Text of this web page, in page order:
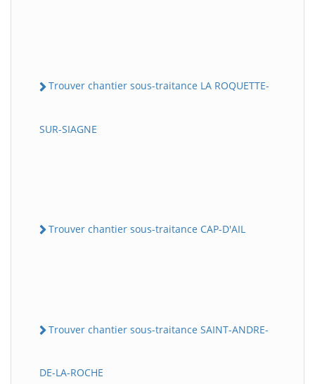
Trouver chantier sous-traitance LA ROQUETTE-
SUR-SIAGNE
Trouver chantier sous-traitance CAP-D'AIL
Trouver chantier sous-traitance SAINT-ANDRE-
DE-LA-ROCHE